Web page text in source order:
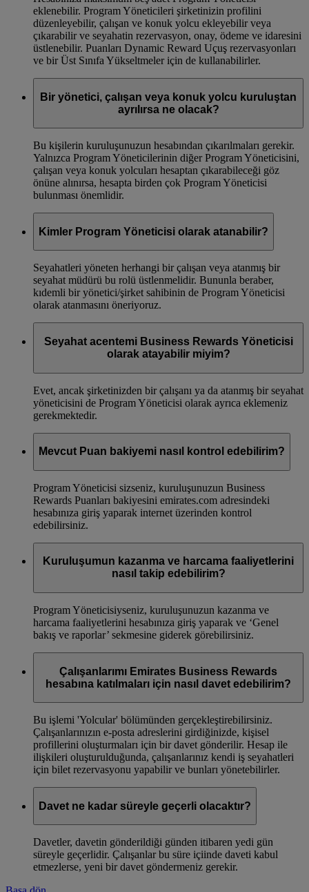
eklenebilir. Program Yöneticileri şirketinizin profilini
düzenleyebilir, çalışan ve konuk yolcu ekleyebilir veya
çıkarabilir ve seyahatin rezervasyon, onay, ödeme ve idaresini
üstlenebilir. Puanları Dynamic Reward Uçuş rezervasyonları
ve bir Üst Sınıfa Yükseltmeler için de kullanabilirler.
Bir yönetici, çalışan veya konuk yolcu kuruluştan
ayrılırsa ne olacak?
Bu kişilerin kuruluşunuzun hesabından çıkarılmaları gerekir.
Yalnızca Program Yöneticilerinin diğer Program Yöneticisini,
çalışan veya konuk yolcuları hesaptan çıkarabileceği göz
önüne alınırsa, hesapta birden çok Program Yöneticisi
bulunması önemlidir.
Kimler Program Yöneticisi olarak atanabilir?
Seyahatleri yöneten herhangi bir çalışan veya atanmış bir
seyahat müdürü bu rolü üstlenmelidir. Bununla beraber,
kıdemli bir yönetici/şirket sahibinin de Program Yöneticisi
olarak atanmasını öneriyoruz.
Seyahat acentemi Business Rewards Yöneticisi
olarak atayabilir miyim?
Evet, ancak şirketinizden bir çalışanı ya da atanmış bir seyahat
yöneticisini de Program Yöneticisi olarak ayrıca eklemeniz
gerekmektedir.
Mevcut Puan bakiyemi nasıl kontrol edebilirim?
Program Yöneticisi sizseniz, kuruluşunuzun Business
Rewards Puanları bakiyesini emirates.com adresindeki
hesabınıza giriş yaparak internet üzerinden kontrol
edebilirsiniz.
Kuruluşumun kazanma ve harcama faaliyetlerini
nasıl takip edebilirim?
Program Yöneticisiyseniz, kuruluşunuzun kazanma ve
harcama faaliyetlerini hesabınıza giriş yaparak ve ‘Genel
bakış ve raporlar’ sekmesine giderek görebilirsiniz.
Çalışanlarımı Emirates Business Rewards
hesabına katılmaları için nasıl davet edebilirim?
Bu işlemi 'Yolcular' bölümünden gerçekleştirebilirsiniz.
Çalışanlarınızın e-posta adreslerini girdiğinizde, kişisel
profillerini oluşturmaları için bir davet gönderilir. Hesap ile
ilişkileri oluşturulduğunda, çalışanlarınız kendi iş seyahatleri
için bilet rezervasyonu yapabilir ve bunları yönetebilirler.
Davet ne kadar süreyle geçerli olacaktır?
Davetler, davetin gönderildiği günden itibaren yedi gün
süreyle geçerlidir. Çalışanlar bu süre içiinde daveti kabul
etmezlerse, yeni bir davet göndermeniz gerekir.